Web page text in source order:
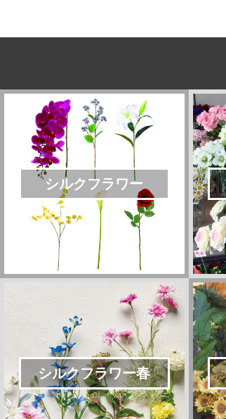
シルクフラワー
シルクフラワー春